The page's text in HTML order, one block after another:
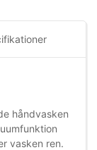
håndvasken
vasken ren.